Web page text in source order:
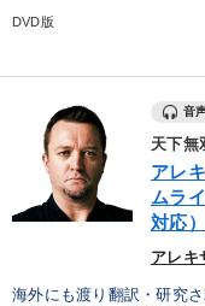
DVD版
音
天下無
アレ
ムラ
対応）
アレキ
海外にも渡り翻訳・研究